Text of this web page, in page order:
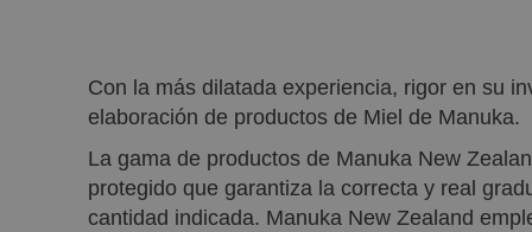
Con la más dilatada experiencia, rigor en su
elaboración de productos de Miel de Manuka.
La gama de productos de Manuka New
protegido que garantiza la correcta y real
cantidad indicada. Manuka New Zealand